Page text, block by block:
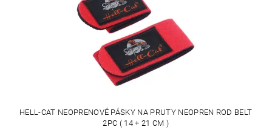
HELL-CAT NEOPRENOVÉ PÁSKY NA PRUTY NEOPREN ROD BELT
2PC ( 14 + 21 CM )